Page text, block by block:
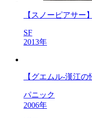
【スノーピアサー
SF
2013年
【グエムル-漢江
パニック
2006年